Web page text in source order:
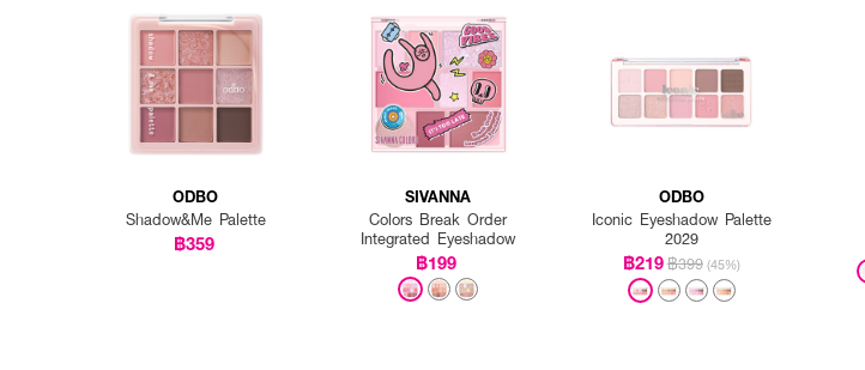
ODBO
Shadow&Me Palette
฿359
SIVANNA
Colors Break Order
Integrated Eyeshadow
฿199
ODBO
Iconic Eyeshadow Palette
2029
฿219฿399 (45%)